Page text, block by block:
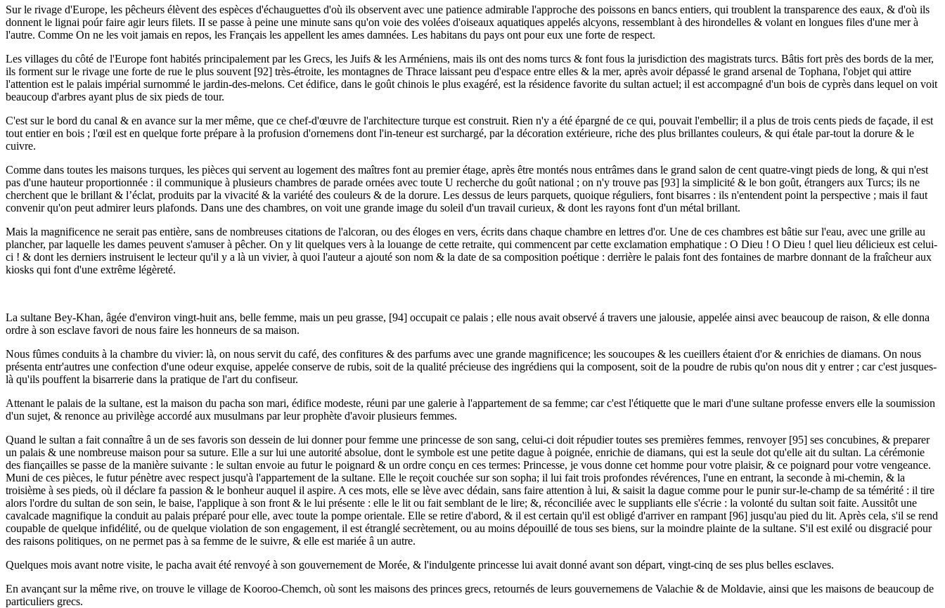
Sur le rivage d'Europe, les pêcheurs élèvent des espèces d'échauguettes d'où ils observent avec une patience admirable l'approche des poissons en bancs entiers, qui troublent la transparence des eaux, & d'où ils
donnent le lignai poúr faire agir leurs filets. II se passe à peine une minute sans qu'on voie des volées d'oiseaux aquatiques appelés alcyons, ressemblant à des hirondelles & volant en longues files d'une mer à
l'autre. Comme On ne les voit jamais en repos, les Français les appellent les ames damnées. Les habitans du pays ont pour eux une forte de respect.
Les villages du côté de l'Europe font habités principalement par les Grecs, les Juifs & les Arméniens, mais ils ont des noms turcs & font fous la jurisdiction des magistrats turcs. Bâtis fort près des bords de la mer,
ils forment sur le rivage une forte de rue le plus souvent [92] très-étroite, les montagnes de Thrace laissant peu d'espace entre elles & la mer, après avoir dépassé le grand arsenal de Tophana, l'objet qui attire
l'attention est le palais impérial surnommé le jardin-des-melons. Cet édifice, dans le goût chinois le plus exagéré, est la résidence favorite du sultan actuel; il est accompagné d'un bois de cyprès dans lequel on voit
beaucoup d'arbres ayant plus de six pieds de tour.
C'est sur le bord du canal & en avance sur la mer même, que ce chef-d'œuvre de l'architecture turque est construit. Rien n'y a été épargné de ce qui, pouvait l'embellir; il a plus de trois cents pieds de façade, il est
tout entier en bois ; l'œil est en quelque forte prépare à la profusion d'ornemens dont l'in-teneur est surchargé, par la décoration extérieure, riche des plus brillantes couleurs, & qui étale par-tout la dorure & le
cuivre.
Comme dans toutes les maisons turques, les pièces qui servent au logement des maîtres font au premier étage, après être montés nous entrâmes dans le grand salon de cent quatre-vingt pieds de long, & qui n'est
pas d'une hauteur proportionnée : il communique à plusieurs chambres de parade ornées avec toute U recherche du goût national ; on n'y trouve pas [93] la simplicité & le bon goût, étrangers aux Turcs; ils ne
cherchent que le brillant & l’éclat, produits par la vivacité & la variété des couleurs & de la dorure. Les dessus de leurs parquets, quoique réguliers, font bisarres : ils n'entendent point la perspective ; mais il faut
convenir qu'on peut admirer leurs plafonds. Dans une des chambres, on voit une grande image du soleil d'un travail curieux, & dont les rayons font d'un métal brillant.
Mais la magnificence ne serait pas entière, sans de nombreuses citations de l'alcoran, ou des éloges en vers, écrits dans chaque chambre en lettres d'or. Une de ces chambres est bâtie sur l'eau, avec une grille au
plancher, par laquelle les dames peuvent s'amuser à pêcher. On y lit quelques vers à la louange de cette retraite, qui commencent par cette exclamation emphatique : O Dieu ! O Dieu ! quel lieu délicieux est celui-
ci ! & dont les derniers instruisent le lecteur qu'il y a là un vivier, à quoi l'auteur a ajouté son nom & la date de sa composition poétique : derrière le palais font des fontaines de marbre donnant de la fraîcheur aux
kiosks qui font d'une extrême légèreté.
La sultane Bey-Khan, âgée d'environ vingt-huit ans, belle femme, mais un peu grasse, [94] occupait ce palais ; elle nous avait observé á travers une jalousie, appelée ainsi avec beaucoup de raison, & elle donna
ordre à son esclave favori de nous faire les honneurs de sa maison.
Nous fûmes conduits à la chambre du vivier: là, on nous servit du café, des confitures & des parfums avec une grande magnificence; les soucoupes & les cueillers étaient d'or & enrichies de diamans. On nous
présenta entr'autres une confection d'une odeur exquise, appelée conserve de rubis, soit de la qualité précieuse des ingrédiens qui la composent, soit de la poudre de rubis qu'on nous dit y entrer ; car c'est jusques-
là qu'ils pouffent la bisarrerie dans la pratique de l'art du confiseur.
Attenant le palais de la sultane, est la maison du pacha son mari, édifice modeste, réuni par une galerie à l'appartement de sa femme; car c'est l'étiquette que le mari d'une sultane professe envers elle la soumission
d'un sujet, & renonce au privilège accordé aux musulmans par leur prophète d'avoir plusieurs femmes.
Quand le sultan a fait connaître â un de ses favoris son dessein de lui donner pour femme une princesse de son sang, celui-ci doit répudier toutes ses premières femmes, renvoyer [95] ses concubines, & preparer
un palais & une nombreuse maison pour sa suture. Elle a sur lui une autorité absolue, dont le symbole est une petite dague à poignée, enrichie de diamans, qui est la seule dot qu'elle ait du sultan. La cérémonie
des fiançailles se passe de la manière suivante : le sultan envoie au futur le poignard & un ordre conçu en ces termes: Princesse, je vous donne cet homme pour votre plaisir, & ce poignard pour votre vengeance.
Muni de ces pièces, le futur pénètre avec respect jusqu'à l'appartement de la sultane. Elle le reçoit couchée sur son sopha; il lui fait trois profondes révérences, l'une en entrant, la seconde à mi-chemin, & la
troisième à ses pieds, où il déclare fa passion & le bonheur auquel il aspire. A ces mots, elle se lève avec dédain, sans faire attention à lui, & saisit la dague comme pour le punir sur-le-champ de sa témérité : il tire
alors l'ordre du sultan de son sein, le baise, l'applique à son front & le lui présente : elle le lit ou fait semblant de le lire; &, réconciliée avec le suppliants elle s'écrie : la volonté du sultan soit faite. Aussitôt une
cavalcade magnifique la conduit au palais préparé pour elle, avec toute la pompe orientale. Elle se retire d'abord, & il est certain qu'il est obligé d'arriver en rampant [96] jusqu'au pied du lit. Après cela, s'il se rend
coupable de quelque infidélité, ou de quelque violation de son engagement, il est étranglé secrètement, ou au moins dépouillé de tous ses biens, sur la moindre plainte de la sultane. S'il est exilé ou disgracié pour
des raisons politiques, on ne permet pas à sa femme de le suivre, & elle est mariée â un autre.
Quelques mois avant notre visite, le pacha avait été renvoyé à son gouvernement de Morée, & l'indulgente princesse lui avait donné avant son départ, vingt-cinq de ses plus belles esclaves.
En avançant sur la même rive, on trouve le village de Kooroo-Chemch, où sont les maisons des princes grecs, retournés de leurs gouvernemens de Valachie & de Moldavie, ainsi que les maisons de beaucoup de
particuliers grecs.